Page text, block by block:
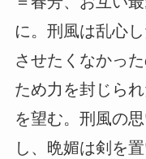
に。刑風は乱心
させたくなかっ
ため力を封じら
を望む。刑風の
し、晩媚は剣を